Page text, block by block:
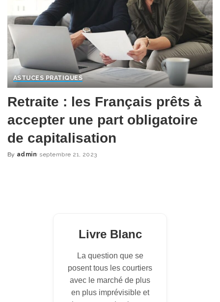
ASTUCES PRATIQUES
Retraite : les Français prêts à
accepter une part obligatoire
de capitalisation
Posted
By admin septembre 21, 2023
Livre Blanc
La question que se
posent tous les courtiers
avec le marché de plus
en plus imprévisible et